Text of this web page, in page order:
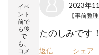
イベ
ント
前で
も後
で
も、
コメ
2023年
たのしみです！
返信 シェア